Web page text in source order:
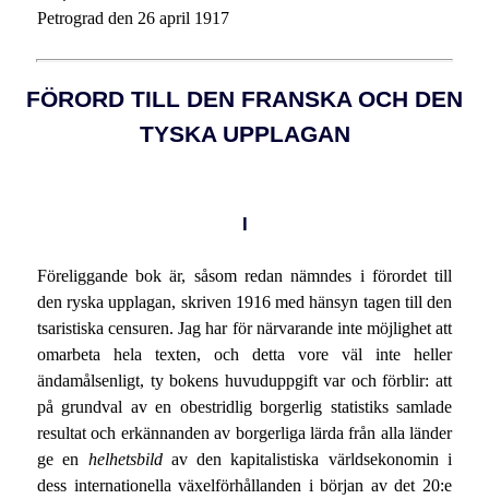
Petrograd den 26 april 1917
FÖRORD TILL DEN FRANSKA OCH DEN
TYSKA UPPLAGAN
I
Föreliggande bok är, såsom redan nämndes i förordet till
den ryska upplagan, skriven 1916 med hänsyn tagen till den
tsaristiska censuren. Jag har för närvarande inte möjlighet att
omarbeta hela texten, och detta vore väl inte heller
ändamålsenligt, ty bokens huvuduppgift var och förblir: att
på grundval av en obestridlig borgerlig statistiks samlade
resultat och erkännanden av borgerliga lärda från alla länder
ge en helhetsbildav den kapitalistiska världsekonomin i
dess internationella växelförhållanden i början av det 20:e